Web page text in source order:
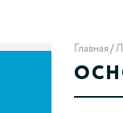
Главная